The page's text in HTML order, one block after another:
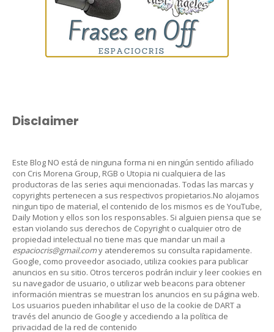
Disclaimer
Este Blog NO está de ninguna forma ni en ningún sentido afiliado
con Cris Morena Group, RGB o Utopia ni cualquiera de las
productoras de las series aqui mencionadas. Todas las marcas y
copyrights pertenecen a sus respectivos propietarios.No alojamos
ningun tipo de material, el contenido de los mismos es de YouTube,
Daily Motion y ellos son los responsables. Si alguien piensa que se
estan violando sus derechos de Copyright o cualquier otro de
propiedad intelectual no tiene mas que mandar un mail a
espaciocris@gmail.comy atenderemos su consulta rapidamente.
Google, como proveedor asociado, utiliza cookies para publicar
anuncios en su sitio. Otros terceros podrán incluir y leer cookies en
su navegador de usuario, o utilizar web beacons para obtener
información mientras se muestran los anuncios en su página web.
Los usuarios pueden inhabilitar el uso de la cookie de DART a
través del anuncio de Google y accediendo a la política de
privacidad de la red de contenido